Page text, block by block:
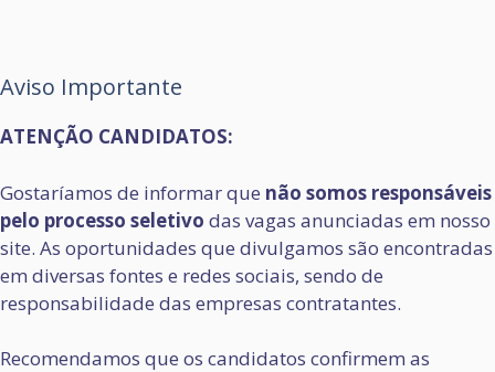
Aviso Importante
ATENÇÃO CANDIDATOS:
Gostaríamos de informar que não somos responsáveis
pelo processo seletivo das vagas anunciadas em nosso
site. As oportunidades que divulgamos são encontradas
em diversas fontes e redes sociais, sendo de
responsabilidade das empresas contratantes.
Recomendamos que os candidatos confirmem as